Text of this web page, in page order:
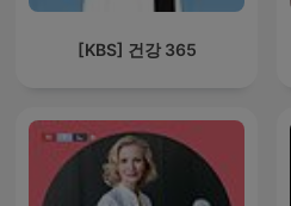
[KBS] 건강 365